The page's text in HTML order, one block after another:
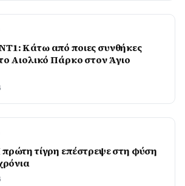
Κάτω από ποιες συνθήκες
Αιολικό Πάρκο στον Άγιο
τίγρη επέστρεψε στη φύση